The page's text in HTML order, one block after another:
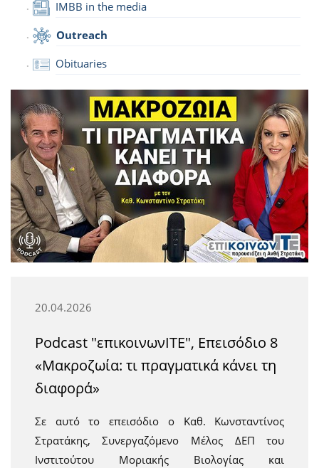
IMBB in the media
Outreach
Obituaries
20.04.2026
Podcast "επικοινωνITE", Επεισόδιο 8
«Μακροζωία: τι πραγματικά κάνει τη
διαφορά»
Σε αυτό το επεισόδιο ο Καθ. Κωνσταντίνος
Στρατάκης, Συνεργαζόμενο Μέλος ΔΕΠ του
Ινστιτούτου Μοριακής Βιολογίας και